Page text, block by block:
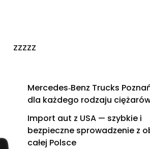
zzzzz
Mercedes‑Benz Trucks
dla każdego rodzaju
Import aut z USA — szybkie i
bezpieczne sprowadzenie z
całej Polsce